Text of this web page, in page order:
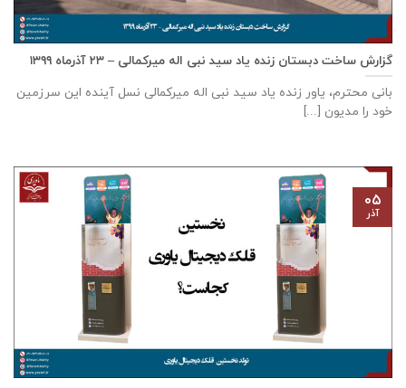
گزارش ساخت دبستان زنده ياد سيد نبی اله ميركمالی – ۲۳ آذر‌ماه ۱۳۹۹
بانی محترم، یاور زنده ياد سيد نبی اله ميركمالی نسل آینده این سرزمین
خود را مدیون [...]
۰۵
آذر